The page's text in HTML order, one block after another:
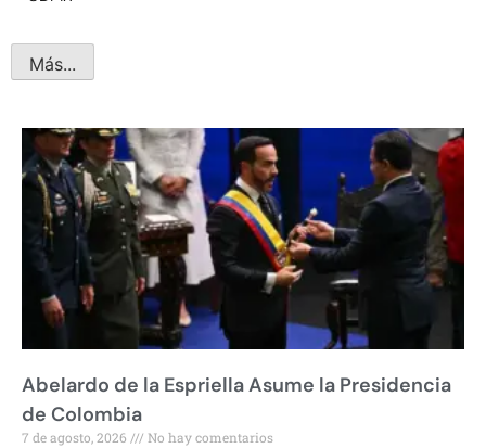
Más...
Abelardo de la Espriella Asume la Presidencia
de Colombia
7 de agosto, 2026 No hay comentarios